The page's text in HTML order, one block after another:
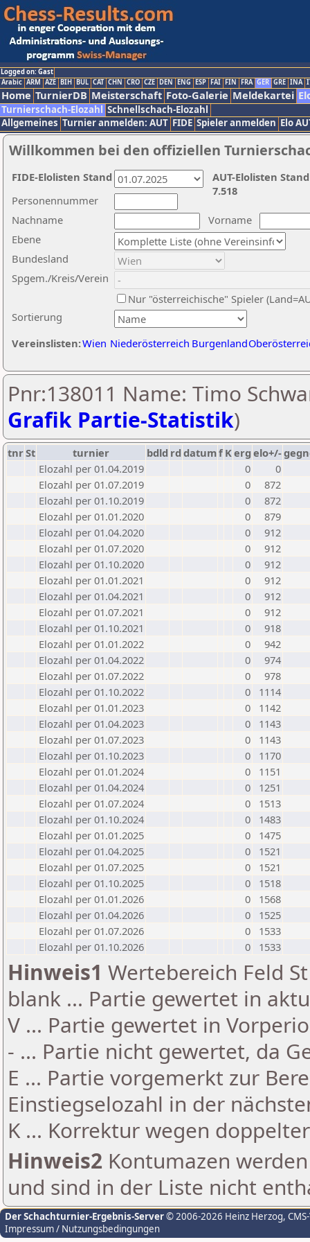
Logged on: Gast
Arabic ARM AZE BIH BUL CAT CHN CRO CZE DEN ENG ESP FAI FIN FRA GER GRE INA
Home TurnierDB Meisterschaft Foto-Galerie Meldekartei
Turnierschach-Elozahl Schnellschach-Elozahl
Allgemeines Turnier anmelden: AUT FIDE Spieler anmelden Elo
Willkommen bei den offiziellen
Nachname
Vorname
Ebene
Sortierung
Personennummer
Bundesland
Spgem./Kreis/Verein
Nur "österreichische" Spieler
Vereinslisten:Wien Niederösterreich Burgenland
AUT-Elolisten
7.518
FIDE-Elolisten Stand
Pnr:138011 Name: Timo
Grafik Partie-Statistik)
tnrSt turnier bdld rd datumf Kerg elo+/-
Elozahl per 01.04.2019
0
0
Elozahl per 01.07.2019
0
872
Elozahl per 01.10.2019
0
872
Elozahl per 01.01.2020
0
879
Elozahl per 01.04.2020
0
912
Elozahl per 01.07.2020
0
912
Elozahl per 01.10.2020
0
912
Elozahl per 01.01.2021
0
912
Elozahl per 01.04.2021
0
912
Elozahl per 01.07.2021
0
912
Elozahl per 01.10.2021
0
918
Elozahl per 01.01.2022
0
942
Elozahl per 01.04.2022
0
974
Elozahl per 01.07.2022
0
978
Elozahl per 01.10.2022
0
1114
Elozahl per 01.01.2023
0
1142
Elozahl per 01.04.2023
0
1143
Elozahl per 01.07.2023
0
1143
Elozahl per 01.10.2023
0
1170
Elozahl per 01.01.2024
0
1151
Elozahl per 01.04.2024
0
1251
Elozahl per 01.07.2024
0
1513
Elozahl per 01.10.2024
0
1483
Elozahl per 01.01.2025
0
1475
Elozahl per 01.04.2025
0
1521
Elozahl per 01.07.2025
0
1521
Elozahl per 01.10.2025
0
1518
Elozahl per 01.01.2026
0
1568
Elozahl per 01.04.2026
0
1525
Elozahl per 01.07.2026
0
1533
Elozahl per 01.10.2026
0 1533
Hinweis1 Wertebereich Feld
blank ... Partie gewertet in
V ... Partie gewertet in
- ... Partie nicht gewertet, da
E ... Partie vorgemerkt zur
Einstiegselozahl in der
K ... Korrektur wegen
Hinweis2 Kontumazen
und sind in der Liste nicht
Der Schachturnier-Ergebnis-Server© 2006-2026 Heinz Herzog,
Impressum / Nutzungsbedingungen